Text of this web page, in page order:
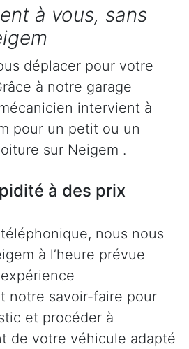
à vous, sans
déplacer pour votre
à notre garage
intervient à
pour un petit ou un
sur Neigem .
à des prix
nous nous
à l’heure prévue
notre savoir-faire pour
et procéder à
de votre véhicule adapté